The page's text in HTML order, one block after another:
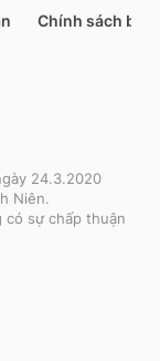
Chính sách bảo
24.3.2020
Niên.
có sự chấp thuận